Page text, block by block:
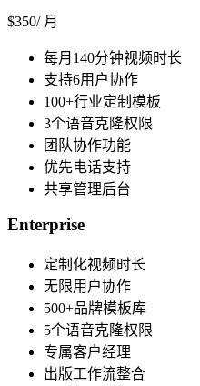
$350/ 月
每月140分钟视频时长
支持6用户协作
100+行业定制模板
3个语音克隆权限
团队协作功能
优先电话支持
共享管理后台
Enterprise
定制化视频时长
无限用户协作
500+品牌模板库
5个语音克隆权限
专属客户经理
出版工作流整合